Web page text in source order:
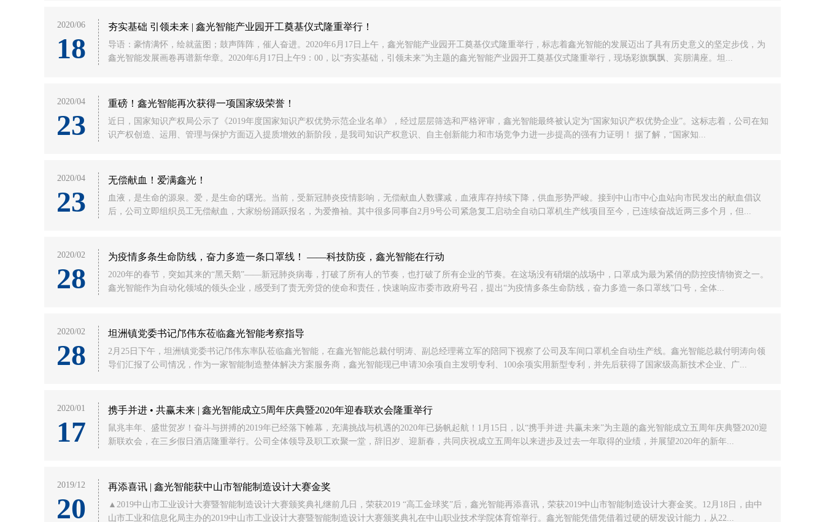
2020/06
18
夯实基础 引领未来 | 鑫光智能产业园开工奠基仪式隆重举行！
导语：豪情满怀，绘就蓝图；鼓声阵阵，催人奋进。2020年6月17日上午，鑫光智能产业园开工奠基仪式隆重举行，标志着鑫光智能的发展迈出了具有历史意义的坚定步伐，为
鑫光智能发展画卷再谱新华章。2020年6月17日上午9：00，以“夯实基础，引领未来”为主题的鑫光智能产业园开工奠基仪式隆重举行，现场彩旗飘飘、宾朋满座。坦...
2020/04
23
重磅！鑫光智能再次获得一项国家级荣誉！
近日，国家知识产权局公示了《2019年度国家知识产权优势示范企业名单》，经过层层筛选和严格评审，鑫光智能最终被认定为“国家知识产权优势企业”。这标志着，公司在知
识产权创造、运用、管理与保护方面迈入提质增效的新阶段，是我司知识产权意识、自主创新能力和市场竞争力进一步提高的强有力证明！ 据了解，“国家知...
2020/04
23
无偿献血！爱满鑫光！
血液，是生命的源泉。爱，是生命的曙光。当前，受新冠肺炎疫情影响，无偿献血人数骤减，血液库存持续下降，供血形势严峻。接到中山市中心血站向市民发出的献血倡议
后，公司立即组织员工无偿献血，大家纷纷踊跃报名，为爱撸袖。其中很多同事自2月9号公司紧急复工启动全自动口罩机生产线项目至今，已连续奋战近两三多个月，但...
2020/02
28
为疫情多条生命防线，奋力多造一条口罩线！ ——科技防疫，鑫光智能在行动
2020年的春节，突如其来的“黑天鹅”——新冠肺炎病毒，打破了所有人的节奏，也打破了所有企业的节奏。在这场没有硝烟的战场中，口罩成为最为紧俏的防控疫情物资之一。
鑫光智能作为自动化领域的领头企业，感受到了责无旁贷的使命和责任，快速响应市委市政府号召，提出“为疫情多条生命防线，奋力多造一条口罩线”口号，全体...
2020/02
28
坦洲镇党委书记邝伟东莅临鑫光智能考察指导
2月25日下午，坦洲镇党委书记邝伟东率队莅临鑫光智能，在鑫光智能总裁付明涛、副总经理蒋立军的陪同下视察了公司及车间口罩机全自动生产线。鑫光智能总裁付明涛向领
导们汇报了公司情况，作为一家智能制造整体解决方案服务商，鑫光智能现已申请30余项自主发明专利、100余项实用新型专利，并先后获得了国家级高新技术企业、广...
2020/01
17
携手并进 • 共赢未来 | 鑫光智能成立5周年庆典暨2020年迎春联欢会隆重举行
鼠兆丰年、盛世贺岁！奋斗与拼搏的2019年已经落下帷幕，充满挑战与机遇的2020年已扬帆起航！1月15日，以“携手并进·共赢未来”为主题的鑫光智能成立五周年庆典暨2020迎
新联欢会，在三乡假日酒店隆重举行。公司全体领导及职工欢聚一堂，辞旧岁、迎新春，共同庆祝成立五周年以来进步及过去一年取得的业绩，并展望2020年的新年...
2019/12
20
再添喜讯 | 鑫光智能获中山市智能制造设计大赛金奖
▲2019中山市工业设计大赛暨智能制造设计大赛颁奖典礼继前几日，荣获2019 “高工金球奖”后，鑫光智能再添喜讯，荣获2019中山市智能制造设计大赛金奖。12月18日，由中
山市工业和信息化局主办的2019中山市工业设计大赛暨智能制造设计大赛颁奖典礼在中山职业技术学院体育馆举行。鑫光智能凭借凭借着过硬的研发设计能力，从22...